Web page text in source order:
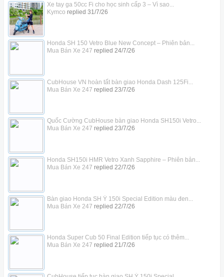
Xe tay ga 50cc Fi cho học sinh cấp 3 – Vì sao...
Kymco replied 31/7/26
Honda SH 150 Vetro Blue New Concept – Phiên bản...
Mua Bán Xe 247 replied 24/7/26
CubHouse VN hoàn tất bàn giao Honda Dash 125Fi...
Mua Bán Xe 247 replied 23/7/26
Quốc Cường CubHouse bàn giao Honda SH150i Vetro...
Mua Bán Xe 247 replied 23/7/26
Honda SH150i HMR Vetro Xanh Sapphire – Phiên bản...
Mua Bán Xe 247 replied 22/7/26
Bàn giao Honda SH Ý 150i Special Edition màu đen...
Mua Bán Xe 247 replied 22/7/26
Honda Super Cub 50 Final Edition tiếp tục có thêm...
Mua Bán Xe 247 replied 21/7/26